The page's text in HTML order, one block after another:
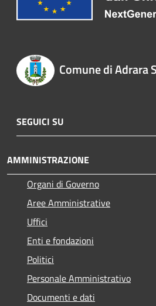
Comune di Adrara
SEGUICI SU
AMMINISTRAZIONE
Organi di Governo
Aree Amministrative
Uffici
Enti e fondazioni
Politici
Personale Amministrativo
Documenti e dati